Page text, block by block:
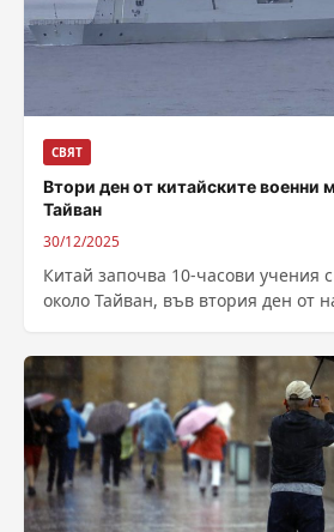
СВЯТ
Втори ден от китайските военни
Тайван
30/12/2025
Китай започва 10-часови учения
около Тайван, във втория ден от